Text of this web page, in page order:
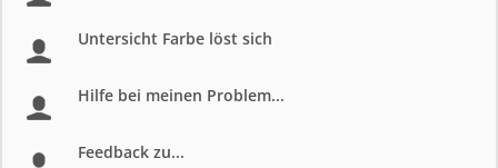
Untersicht Farbe löst sich
Hilfe bei meinen Problem...
Feedback zu...